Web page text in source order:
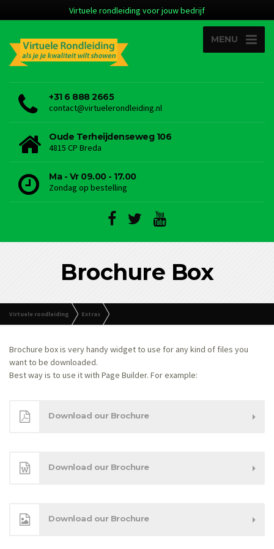
Virtuele rondleiding voor jouw bedrijf
MENU
+31 6 888 2665
contact@virtuelerondleiding.nl
Oude Terheijdenseweg 106
4815 CP Breda
Ma - Vr 09.00 - 17.00
Zondag op bestelling
Brochure Box
Virtuele rondleiding Extras
Brochure box is very handy widget to use for any kind of files you
want to be downloaded.
Best way is to use it with Page Builder. For example:
Download our Brochure
Download our Brochure
Download our Brochure